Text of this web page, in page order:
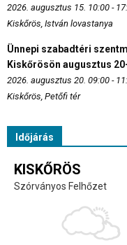
2026. augusztus 15. 10:00 -
Kiskőrös, István lovastanya
Ünnepi szabadtéri
Kiskőrösön augusztus
2026. augusztus 20. 09:00 -
Kiskőrös, Petőfi tér
Időjárás
KISKŐRÖS
Szórványos Felhőzet